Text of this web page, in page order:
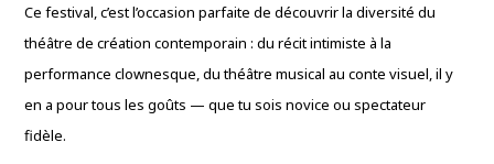
Ce festival, c’est l’occasion parfaite de découvrir la diversité du
théâtre de création contemporain : du récit intimiste à la
performance clownesque, du théâtre musical au conte visuel, il y
en a pour tous les goûts — que tu sois novice ou spectateur
fidèle.